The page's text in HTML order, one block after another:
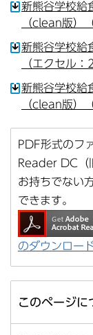
新熊谷学校給
（clean版）
新熊谷学校給
（エクセル：
新熊谷学校給
（clean版）
PDF形式のフ
Reader DC（
お持ちでない
できます。
のダウンロー
このページに